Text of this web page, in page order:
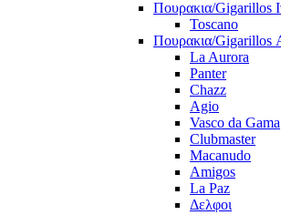
Πουρακια/Gigarillos
Toscano
Πουρακια/
La Aurora
Panter
Chazz
Agio
Vasco da Gama
Clubmaster
Macanudo
Amigos
La Paz
Δελφοι